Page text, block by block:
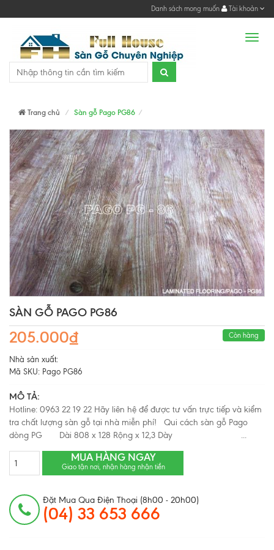
Danh sách mong muốn Tài khoản
Trang chủ Sàn gỗ Pago PG86
SÀN GỖ PAGO PG86
205.000₫ Còn hàng
Nhà sản xuất:
Mã SKU: Pago PG86
MÔ TẢ:
Hotline: 0963 22 19 22 Hãy liên hệ để được tư vấn trực tiếp và kiểm
tra chất lượng sàn gỗ tại nhà miễn phí! Qui cách sàn gỗ Pago
dòng PG Dài 808 x 128 Rộng x 12,3 Dày ...
MUA HÀNG NGAY
Giao tận nơi, nhận hàng nhận tiền
Đặt Mua Qua Điện Thoại (8h00 - 20h00)
(04) 33 653 666